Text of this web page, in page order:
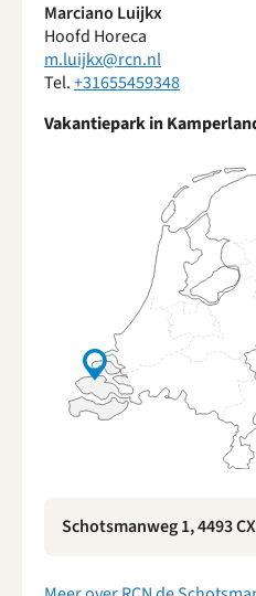
Marciano Luijkx
Hoofd Horeca
m.luijkx@rcn.nl
Tel.+31655459348
Vakantiepark in
Schotsmanweg 1, 4493